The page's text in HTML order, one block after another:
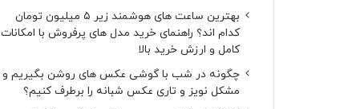
بهترین ساعت های هوشمند زیر ۵ میلیون تومان
کدام اند؟ راهنمای خرید مدل های پرفروش با امکانات
کامل و ارزش خرید بالا
چگونه در شب با گوشی عکس های روشن بگیریم و
مشکل نویز و تاری عکس شبانه را برطرف کنیم؟